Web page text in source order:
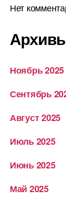
Нет
Ноябрь 2025
Сентябрь
Август 2025
Июль 2025
Июнь 2025
Май 2025